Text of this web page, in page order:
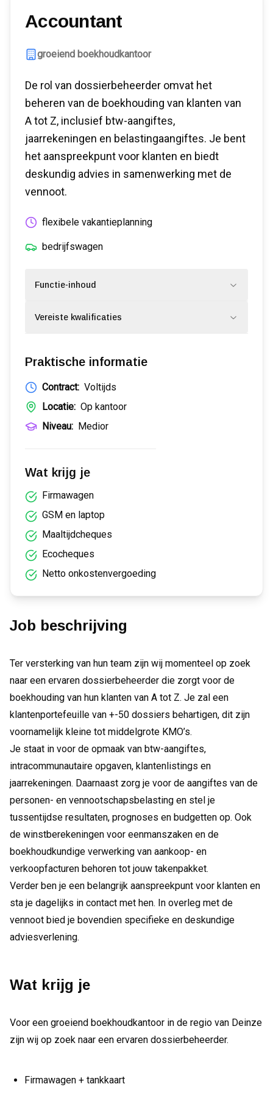
Accountant
groeiend boekhoudkantoor
De rol van dossierbeheerder omvat het
beheren van de boekhouding van klanten van
A tot Z, inclusief btw-aangiftes,
jaarrekeningen en belastingaangiftes. Je bent
het aanspreekpunt voor klanten en biedt
deskundig advies in samenwerking met de
vennoot.
flexibele vakantieplanning
bedrijfswagen
Functie-inhoud
Vereiste kwalificaties
Praktische informatie
Contract: Voltijds
Locatie: Op kantoor
Niveau: Medior
Wat krijg je
Firmawagen
GSM en laptop
Maaltijdcheques
Ecocheques
Netto onkostenvergoeding
Job beschrijving
Ter versterking van hun team zijn wij momenteel op zoek
naar een ervaren dossierbeheerder die zorgt voor de
boekhouding van hun klanten van A tot Z. Je zal een
klantenportefeuille van +-50 dossiers behartigen, dit zijn
voornamelijk kleine tot middelgrote KMO’s.
Je staat in voor de opmaak van btw-aangiftes,
intracommunautaire opgaven, klantenlistings en
jaarrekeningen. Daarnaast zorg je voor de aangiftes van de
personen- en vennootschapsbelasting en stel je
tussentijdse resultaten, prognoses en budgetten op. Ook
de winstberekeningen voor eenmanszaken en de
boekhoudkundige verwerking van aankoop- en
verkoopfacturen behoren tot jouw takenpakket.
Verder ben je een belangrijk aanspreekpunt voor klanten en
sta je dagelijks in contact met hen. In overleg met de
vennoot bied je bovendien specifieke en deskundige
adviesverlening.
Wat krijg je
Voor een groeiend boekhoudkantoor in de regio van Deinze
zijn wij op zoek naar een ervaren dossierbeheerder.
Firmawagen + tankkaart